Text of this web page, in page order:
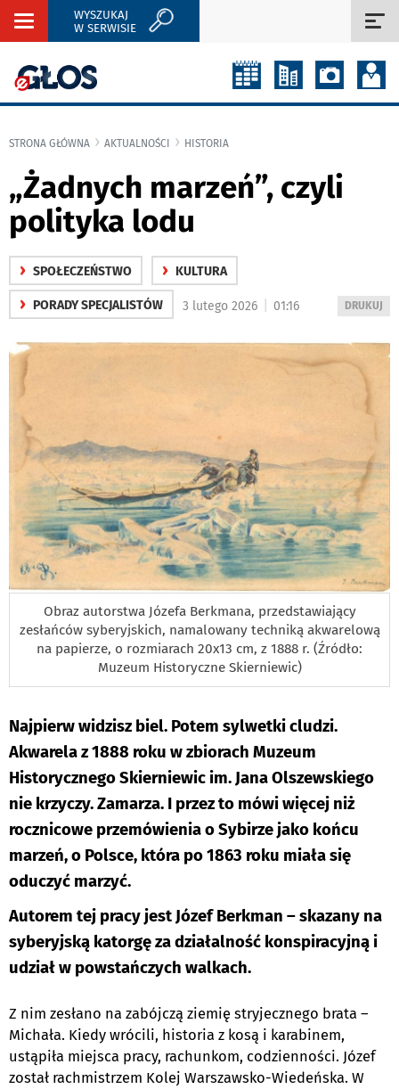
Rozwiń
WYSZUKAJ
W SERWISIE
STRONA GŁÓWNA AKTUALNOŚCI HISTORIA
„Żadnych marzeń”, czyli
polityka lodu
› SPOŁECZEŃSTWO › KULTURA
› PORADY SPECJALISTÓW
WYDRUKUJ
DRUKUJ
3 lutego 2026 01:16
Obraz autorstwa Józefa Berkmana, przedstawiający
zesłańców syberyjskich, namalowany techniką akwarelową
na papierze, o rozmiarach 20x13 cm, z 1888 r. (Źródło:
Muzeum Historyczne Skierniewic)
Najpierw widzisz biel. Potem sylwetki cludzi.
Akwarela z 1888 roku w zbiorach Muzeum
Historycznego Skierniewic im. Jana Olszewskiego
nie krzyczy. Zamarza. I przez to mówi więcej niż
rocznicowe przemówienia o Sybirze jako końcu
marzeń, o Polsce, która po 1863 roku miała się
oduczyć marzyć.
Autorem tej pracy jest Józef Berkman – skazany na
syberyjską katorgę za działalność konspiracyjną i
udział w powstańczych walkach.
Z nim zesłano na zabójczą ziemię stryjecznego brata –
Michała. Kiedy wrócili, historia z kosą i karabinem,
ustąpiła miejsca pracy, rachunkom, codzienności. Józef
został rachmistrzem Kolej Warszawsko-Wiedeńska. W